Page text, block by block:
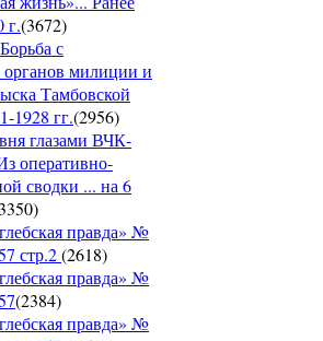
г.(3672)
с
органов милиции и
Тамбовской
1928 гг.(2956)
глазами ВЧК-
оперативно-
сводки ... на 6
)
правда» №
стр.2(2618)
правда» №
(2384)
правда» №